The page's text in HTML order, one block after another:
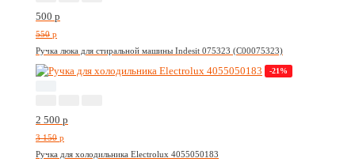
500 p
550 p
Ручка люка для стиральной машины Indesit 075323 (C00075323)
-21%
2 500 p
3 150 p
Ручка для холодильника Electrolux 4055050183